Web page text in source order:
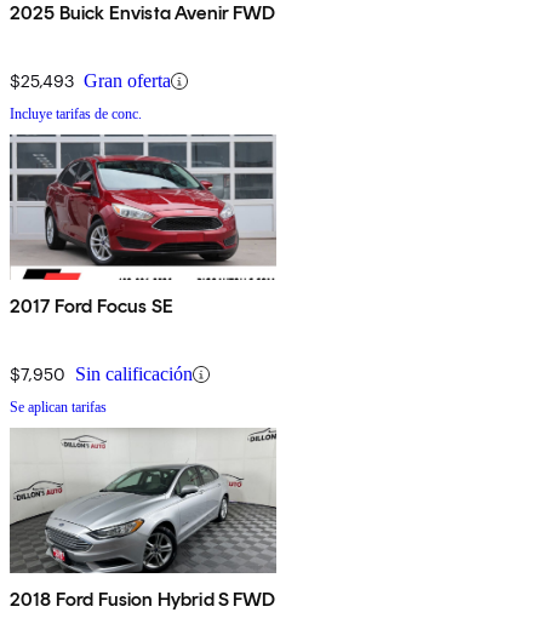
2025 Buick Envista Avenir FWD
$25,493 Gran oferta
Incluye tarifas de conc.
2017 Ford Focus SE
$7,950 Sin calificación
Se aplican tarifas
2018 Ford Fusion Hybrid S FWD